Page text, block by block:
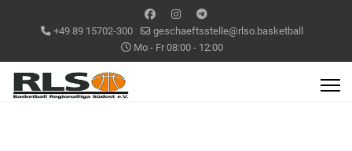
+49 89 15702-300
geschaeftsstelle@rlso.basketball
Mo - Fr 08:00 - 12:00